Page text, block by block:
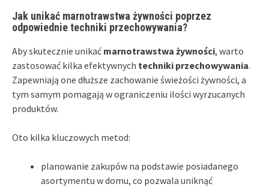
Jak unikać marnotrawstwa żywności poprzez
odpowiednie techniki przechowywania?
Aby skutecznie unikać marnotrawstwa żywności, warto
zastosować kilka efektywnych techniki przechowywania.
Zapewniają one dłuższe zachowanie świeżości żywności, a
tym samym pomagają w ograniczeniu ilości wyrzucanych
produktów.
Oto kilka kluczowych metod:
planowanie zakupów na podstawie posiadanego
asortymentu w domu, co pozwala uniknąć